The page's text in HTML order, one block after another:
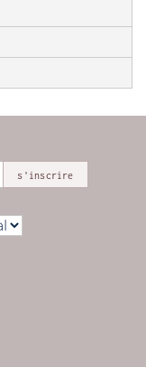
s'inscrire